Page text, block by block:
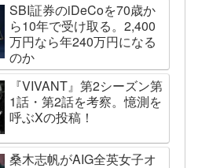
SBI証券のiDeCoを70歳か
ら10年で受け取る。2,400
万円なら年240万円になる
のか
『VIVANT』第2シーズン第
1話・第2話を考察。憶測を
呼ぶXの投稿！
桑木志帆がAIG全英女子オ